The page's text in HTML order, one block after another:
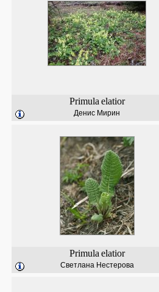
Primula elatior
Денис Мирин
Primula elatior
Светлана Нестерова